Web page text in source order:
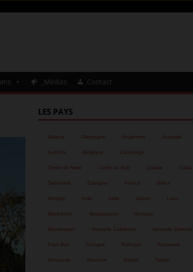
_Médias Contact
LES PAYS
Albanie Allemagne Angleterre Australie
Autriche Belgique Cambodge
Corée du Nord Corée du Sud Croatie Cuba
Danemark Espagne France Grèce
Hongrie Inde Italie Japon Laos
Macédoine Madagascar Mexique
Montenegro Nouvelle Calédonie Nouvelle Zélande
Pays Bas Pologne Portugal Roumanie
Slovaquie Slovénie Suisse Taiwan